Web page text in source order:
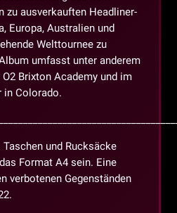
zu ausverkauften Headliner-
Europa, Australien und
Welttournee zu
umfasst unter anderem
Brixton Academy und im
in Colorado.
und Rucksäcke
Format A4 sein. Eine
verbotenen Gegenständen